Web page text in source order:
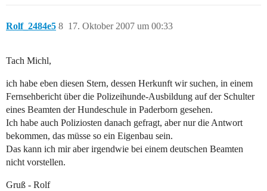
Rolf_2484e5 17. Oktober 2007 um 00:33
8
Tach Michl,
ich habe eben diesen Stern, dessen Herkunft wir suchen, in einem
Fernsehbericht über die Polizeihunde-Ausbildung auf der Schulter
eines Beamten der Hundeschule in Paderborn gesehen.
Ich habe auch Poliziosten danach gefragt, aber nur die Antwort
bekommen, das müsse so ein Eigenbau sein.
Das kann ich mir aber irgendwie bei einem deutschen Beamten
nicht vorstellen.
Gruß - Rolf